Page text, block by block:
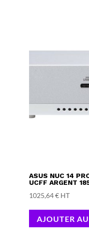
ASUS NUC 14
UCFF ARGENT
1025,64€ HT
AJOUTER